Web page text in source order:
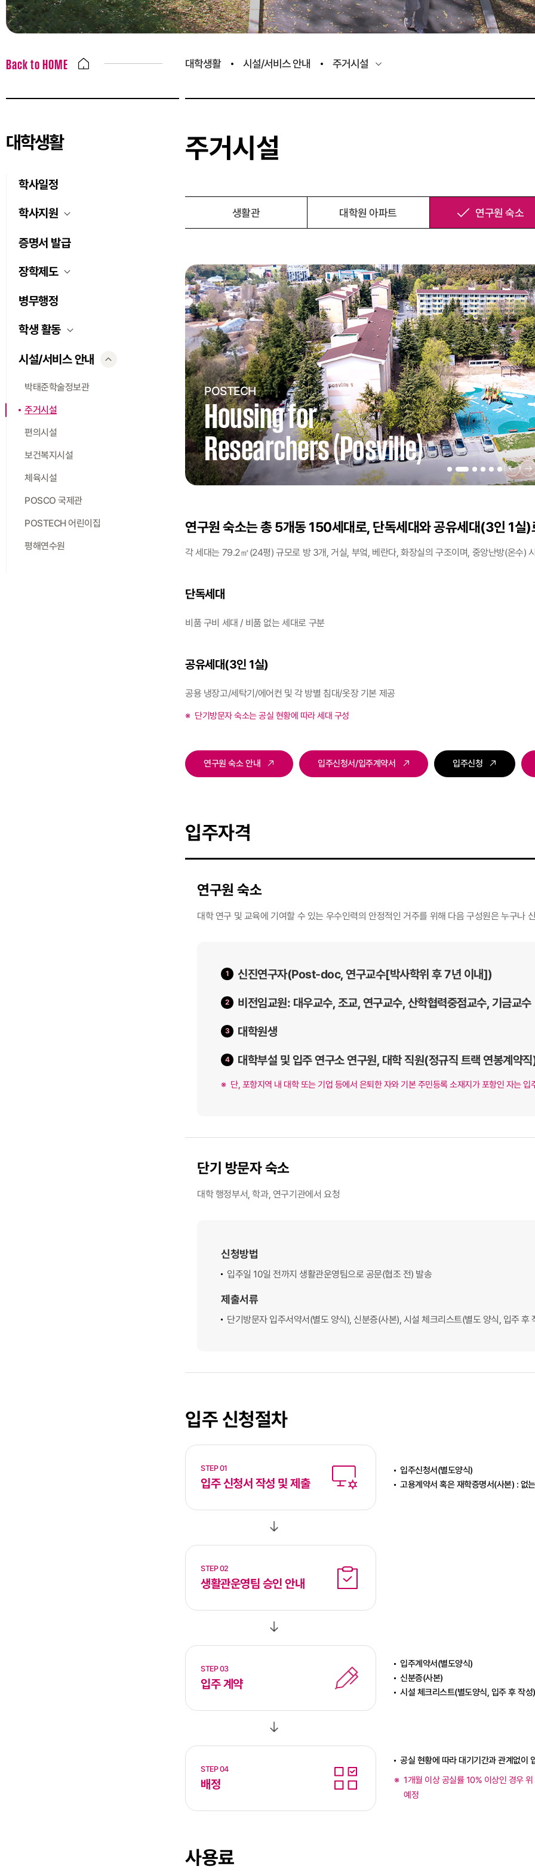
Back to HOME 대학생활 시설/서비스 안내 주거시설
대학생활
학사일정
학사지원
증명서 발급
장학제도
병무행정
학생 활동
시설/서비스 안내
박태준학술정보관
주거시설
편의시설
보건복지시설
체육시설
POSCO 국제관
POSTECH 어린이집
평해연수원
주거시설
생활관 대학원 아파트 연구원 숙소
POSTECH
Housing for
Researchers (Posville)
연구원 숙소는 총 5개동 150세대로, 단독세대와 공유세대(3인 1실)
각 세대는 79.2㎡(24평) 규모로 방 3개, 거실, 부엌, 베란다, 화장실의 구조이며, 중앙난방(온수)
단독세대
비품 구비 세대 / 비품 없는 세대로 구분
공유세대(3인 1실)
공용 냉장고/세탁기/에어컨 및 각 방별 침대/옷장 기본 제공
단기방문자 숙소는 공실 현황에 따라 세대 구성
연구원 숙소 안내 입주신청서/입주계약서 입주신청
입주자격
연구원 숙소
대학 연구 및 교육에 기여할 수 있는 우수인력의 안정적인 거주를 위해 다음 구성원은 누구나
신진연구자(Post-doc, 연구교수[박사학위 후 7년 이내])
비전임교원: 대우교수, 조교, 연구교수, 산학협력중점교수, 기금교수
대학원생
대학부설 및 입주 연구소 연구원, 대학 직원(정규직 트랙 연봉계약
단, 포항지역 내 대학 또는 기업 등에서 은퇴한 자와 기본 주민등록 소재지가 포항인 자는 입
단기 방문자 숙소
대학 행정부서, 학과, 연구기관에서 요청
신청방법
입주일 10일 전까지 생활관운영팀으로 공문(협조 전) 발송
제출서류
단기방문자 입주서약서(별도 양식), 신분증(사본), 시설 체크리스트(별도 양식, 입주 후
입주 신청절차
STEP 01
입주 신청서 작성 및 제출
입주신청서(별도양식)
고용계약서 혹은 재학증명서(사본) : 없
STEP 02
생활관운영팀 승인 안내
STEP 03
입주 계약
입주계약서(별도양식)
신분증(사본)
시설 체크리스트(별도양식, 입주 후 작성)
STEP 04
배정
공실 현황에 따라 대기기간과 관계
1개월 이상 공실률 10% 이상인 경우
예정
사용료